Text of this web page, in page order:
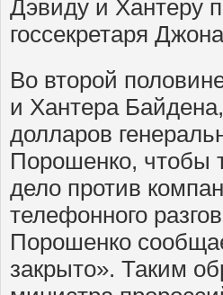
Дэвиду и Хантеру
госсекретаря
Во второй
и Хантера
долларов
Порошенко, чтобы
дело против
телефонного
Порошенко
закрыто». Таким